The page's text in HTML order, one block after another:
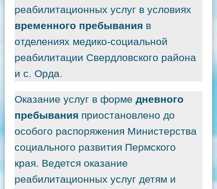
реабилитационных услуг в условиях
временного пребывания в
отделениях медико-социальной
реабилитации Свердловского района
и с. Орда.
Оказание услуг в форме дневного
пребывания приостановлено до
особого распоряжения Министерства
социального развития Пермского
края. Ведется оказание
реабилитационных услуг детям и